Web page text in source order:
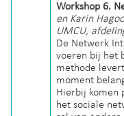
Workshop 6.
en Karin
UMCU,
De Netwerk
voeren bij het
methode
moment
Hierbij komen
het sociale